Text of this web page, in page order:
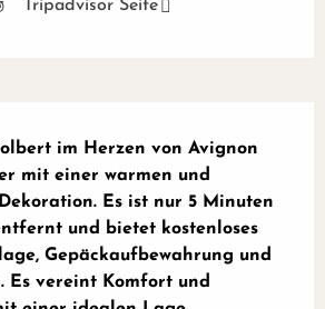
Tripadvisor Seite
im Herzen von Avignon
mit einer warmen und
Es ist nur 5 Minuten
und bietet kostenloses
Gepäckaufbewahrung und
Es vereint Komfort und